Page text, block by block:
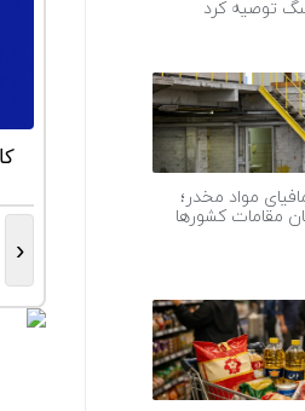
توصیه کرد
مواد مخدر؛
مقامات کشورها
دنیای توکن‌ها و دارایی‌های واقعی
خوش آمدید!
‹